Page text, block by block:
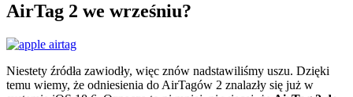
AirTag 2 we wrześniu?
Niestety źródła zawiodły, więc znów nadstawiliśmy uszu. Dzięki
temu wiemy, że odniesienia do AirTagów 2 znalazły się już w